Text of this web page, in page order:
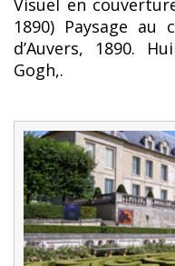
Visuel en
1890) Paysage au
d’Auvers, 1890.
Gogh,.